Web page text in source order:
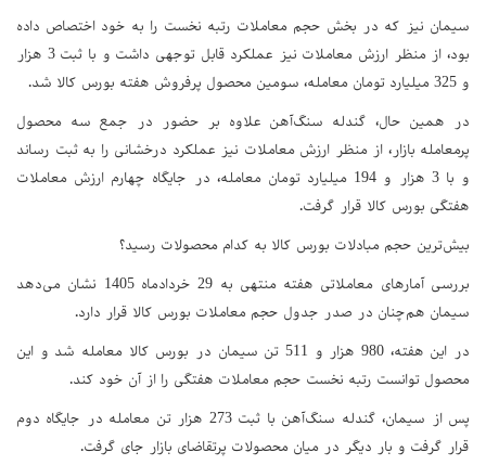
سیمان نیز که در بخش حجم معاملات رتبه نخست را به خود اختصاص داده
بود، از منظر ارزش معاملات نیز عملکرد قابل توجهی داشت و با ثبت 3 هزار
و 325 میلیارد تومان معامله، سومین محصول پرفروش هفته بورس کالا شد.
در همین حال، گندله سنگ‌آهن علاوه بر حضور در جمع سه محصول
پرمعامله بازار، از منظر ارزش معاملات نیز عملکرد درخشانی را به ثبت رساند
و با 3 هزار و 194 میلیارد تومان معامله، در جایگاه چهارم ارزش معاملات
هفتگی بورس کالا قرار گرفت.
بیش‌ترین حجم مبادلات بورس کالا به کدام محصولات رسید؟
بررسی آمارهای معاملاتی هفته منتهی به 29 خردادماه 1405 نشان می‌دهد
سیمان هم‌چنان در صدر جدول حجم معاملات بورس کالا قرار دارد.
در این هفته، 980 هزار و 511 تن سیمان در بورس کالا معامله شد و این
محصول توانست رتبه نخست حجم معاملات هفتگی را از آن خود کند.
پس از سیمان، گندله سنگ‌آهن با ثبت 273 هزار تن معامله در جایگاه دوم
قرار گرفت و بار دیگر در میان محصولات پرتقاضای بازار جای گرفت.